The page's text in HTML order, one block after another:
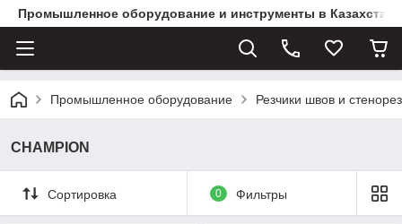
Промышленное оборудование и инструменты в
Промышленное оборудование Резчики швов и
CHAMPION
Сортировка 0 Фильтры